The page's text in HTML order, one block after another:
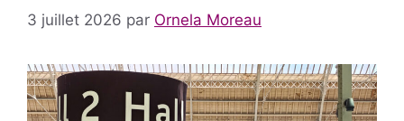
3 juillet 2026 par Ornela Moreau